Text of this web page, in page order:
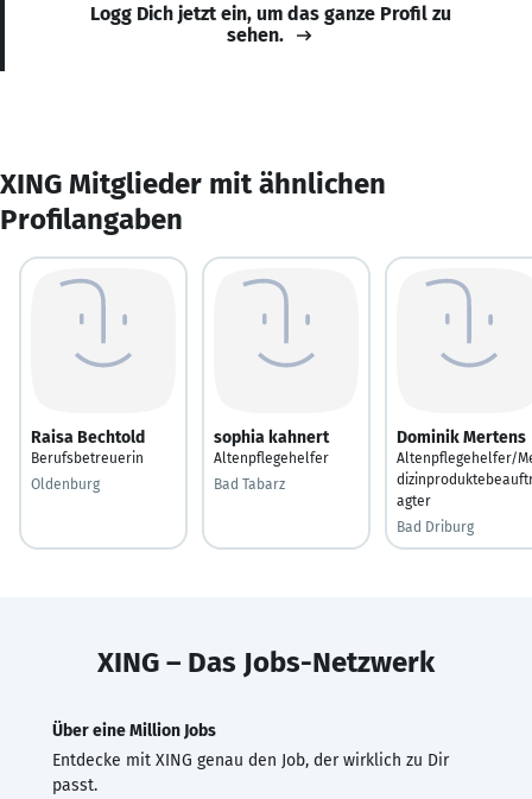
Logg Dich jetzt ein, um das ganze Profil zu
sehen.
XING Mitglieder mit ähnlichen
Profilangaben
Raisa Bechtold
Berufsbetreuerin
Oldenburg
sophia kahnert
Altenpflegehelfer
Bad Tabarz
Dominik Mertens
Altenpflegehelfer/
agter
Bad Driburg
XING – Das Jobs-Netzwerk
Über eine Million Jobs
Entdecke mit XING genau den Job, der wirklich zu Dir
passt.